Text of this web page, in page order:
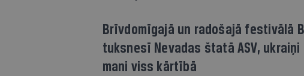
Brīvdomīgajā un radošajā festivālā
tuksnesī Nevadas štatā ASV, ukraiņi
mani viss kārtībā